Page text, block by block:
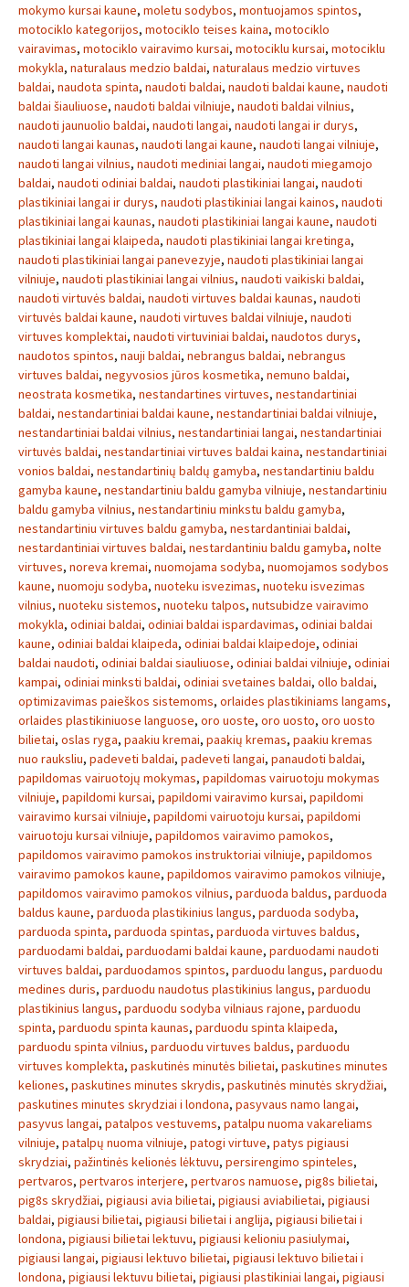
mokymo kursai kaune, moletu sodybos, montuojamos spintos,
motociklo kategorijos, motociklo teises kaina, motociklo
vairavimas, motociklo vairavimo kursai, motociklu kursai, motociklu
mokykla, naturalaus medzio baldai, naturalaus medzio virtuves
baldai, naudota spinta, naudoti baldai, naudoti baldai kaune, naudoti
baldai šiauliuose, naudoti baldai vilniuje, naudoti baldai vilnius,
naudoti jaunuolio baldai, naudoti langai, naudoti langai ir durys,
naudoti langai kaunas, naudoti langai kaune, naudoti langai vilniuje,
naudoti langai vilnius, naudoti mediniai langai, naudoti miegamojo
baldai, naudoti odiniai baldai, naudoti plastikiniai langai, naudoti
plastikiniai langai ir durys, naudoti plastikiniai langai kainos, naudoti
plastikiniai langai kaunas, naudoti plastikiniai langai kaune, naudoti
plastikiniai langai klaipeda, naudoti plastikiniai langai kretinga,
naudoti plastikiniai langai panevezyje, naudoti plastikiniai langai
vilniuje, naudoti plastikiniai langai vilnius, naudoti vaikiski baldai,
naudoti virtuvės baldai, naudoti virtuves baldai kaunas, naudoti
virtuvės baldai kaune, naudoti virtuves baldai vilniuje, naudoti
virtuves komplektai, naudoti virtuviniai baldai, naudotos durys,
naudotos spintos, nauji baldai, nebrangus baldai, nebrangus
virtuves baldai, negyvosios jūros kosmetika, nemuno baldai,
neostrata kosmetika, nestandartines virtuves, nestandartiniai
baldai, nestandartiniai baldai kaune, nestandartiniai baldai vilniuje,
nestandartiniai baldai vilnius, nestandartiniai langai, nestandartiniai
virtuvės baldai, nestandartiniai virtuves baldai kaina, nestandartiniai
vonios baldai, nestandartinių baldų gamyba, nestandartiniu baldu
gamyba kaune, nestandartiniu baldu gamyba vilniuje, nestandartiniu
baldu gamyba vilnius, nestandartiniu minkstu baldu gamyba,
nestandartiniu virtuves baldu gamyba, nestardantiniai baldai,
nestardantiniai virtuves baldai, nestardantiniu baldu gamyba, nolte
virtuves, noreva kremai, nuomojama sodyba, nuomojamos sodybos
kaune, nuomoju sodyba, nuoteku isvezimas, nuoteku isvezimas
vilnius, nuoteku sistemos, nuoteku talpos, nutsubidze vairavimo
mokykla, odiniai baldai, odiniai baldai ispardavimas, odiniai baldai
kaune, odiniai baldai klaipeda, odiniai baldai klaipedoje, odiniai
baldai naudoti, odiniai baldai siauliuose, odiniai baldai vilniuje, odiniai
kampai, odiniai minksti baldai, odiniai svetaines baldai, ollo baldai,
optimizavimas paieškos sistemoms, orlaides plastikiniams langams,
orlaides plastikiniuose languose, oro uoste, oro uosto, oro uosto
bilietai, oslas ryga, paakiu kremai, paakių kremas, paakiu kremas
nuo rauksliu, padeveti baldai, padeveti langai, panaudoti baldai,
papildomas vairuotojų mokymas, papildomas vairuotoju mokymas
vilniuje, papildomi kursai, papildomi vairavimo kursai, papildomi
vairavimo kursai vilniuje, papildomi vairuotoju kursai, papildomi
vairuotoju kursai vilniuje, papildomos vairavimo pamokos,
papildomos vairavimo pamokos instruktoriai vilniuje, papildomos
vairavimo pamokos kaune, papildomos vairavimo pamokos vilniuje,
papildomos vairavimo pamokos vilnius, parduoda baldus, parduoda
baldus kaune, parduoda plastikinius langus, parduoda sodyba,
parduoda spinta, parduoda spintas, parduoda virtuves baldus,
parduodami baldai, parduodami baldai kaune, parduodami naudoti
virtuves baldai, parduodamos spintos, parduodu langus, parduodu
medines duris, parduodu naudotus plastikinius langus, parduodu
plastikinius langus, parduodu sodyba vilniaus rajone, parduodu
spinta, parduodu spinta kaunas, parduodu spinta klaipeda,
parduodu spinta vilnius, parduodu virtuves baldus, parduodu
virtuves komplekta, paskutinės minutės bilietai, paskutines minutes
keliones, paskutines minutes skrydis, paskutinės minutės skrydžiai,
paskutines minutes skrydziai i londona, pasyvaus namo langai,
pasyvus langai, patalpos vestuvems, patalpu nuoma vakareliams
vilniuje, patalpų nuoma vilniuje, patogi virtuve, patys pigiausi
skrydziai, pažintinės kelionės lėktuvu, persirengimo spinteles,
pertvaros, pertvaros interjere, pertvaros namuose, pig8s bilietai,
pig8s skrydžiai, pigiausi avia bilietai, pigiausi aviabilietai, pigiausi
baldai, pigiausi bilietai, pigiausi bilietai i anglija, pigiausi bilietai i
londona, pigiausi bilietai lektuvu, pigiausi kelioniu pasiulymai,
pigiausi langai, pigiausi lektuvo bilietai, pigiausi lektuvo bilietai i
londona, pigiausi lektuvu bilietai, pigiausi plastikiniai langai, pigiausi